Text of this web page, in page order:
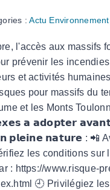
:Actu Environnement
l'accès aux massifs
prévenir les
et activités
pour massifs du
et les Monts
𝗮 𝗮𝗱𝗼𝗽𝘁𝗲𝗿
𝗻𝗮𝘁𝘂𝗿𝗲 : 📲
les conditions sur
: https://www.risque-
🕘 Privilégiez